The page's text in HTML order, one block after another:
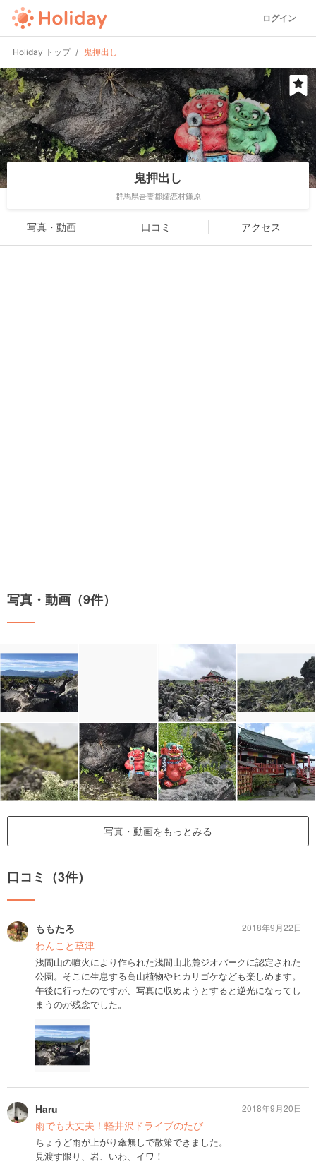
ログイン
Holiday トップ 鬼押出し
鬼押出し
群馬県吾妻郡嬬恋村鎌原
写真・動画 口コミ アクセス
写真・動画（9件）
写真・動画をもっとみる
口コミ（3件）
ももたろ
わんこと草津
浅間山の噴火により作られた浅間山北麓ジオパークに認定された
公園。そこに生息する高山植物やヒカリゴケなども楽しめます。
午後に行ったのですが、写真に収めようとすると逆光になってし
まうのが残念でした。
2018年9月22日
Haru
雨でも大丈夫！軽井沢ドライブのたび
ちょうど雨が上がり傘無しで散策できました。
見渡す限り、岩、いわ、イワ！
2018年9月20日